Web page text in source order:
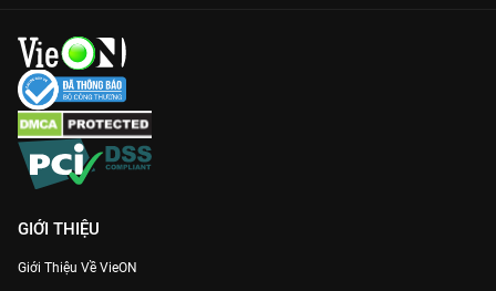
GIỚI THIỆU
Giới Thiệu Về VieON